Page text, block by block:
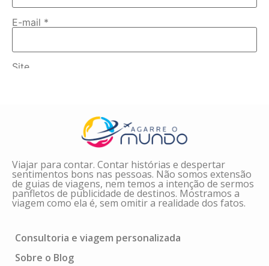
E-mail *
Site
Salvar meus dados neste navegador para a próxima
vez que eu comentar.
Viajar para contar. Contar histórias e despertar
sentimentos bons nas pessoas. Não somos extensão
de guias de viagens, nem temos a intenção de sermos
panfletos de publicidade de destinos. Mostramos a
viagem como ela é, sem omitir a realidade dos fatos.
Consultoria e viagem personalizada
Sobre o Blog